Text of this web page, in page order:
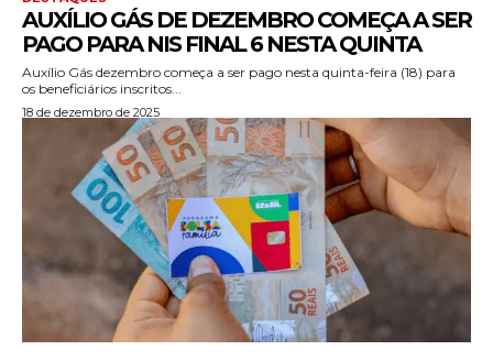
AUXÍLIO GÁS DE DEZEMBRO COMEÇA A SER
PAGO PARA NIS FINAL 6 NESTA QUINTA
Auxílio Gás dezembro começa a ser pago nesta quinta-feira (18) para
os beneficiários inscritos...
18 de dezembro de 2025